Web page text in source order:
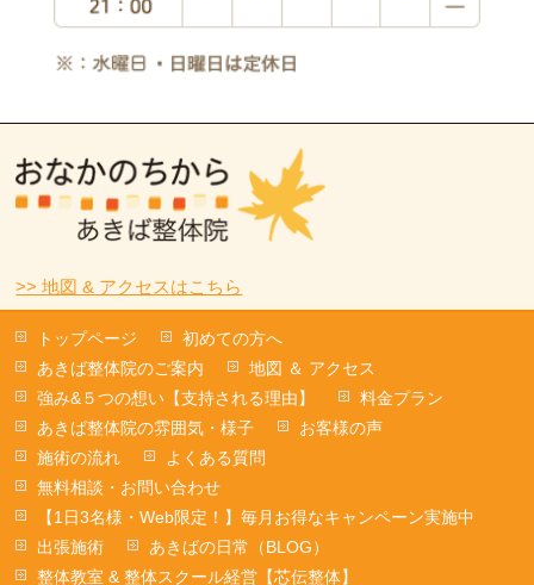
>> 地図 & アクセスはこちら
トップページ
初めての方へ
あきば整体院のご案内
地図 ＆ アクセス
強み&５つの想い【支持される理由】
料金プラン
あきば整体院の雰囲気・様子
お客様の声
施術の流れ
よくある質問
無料相談・お問い合わせ
【1日3名様・Web限定！】毎月お得なキャンペーン実施中
出張施術
あきばの日常（BLOG）
整体教室 & 整体スクール経営【芯伝整体】